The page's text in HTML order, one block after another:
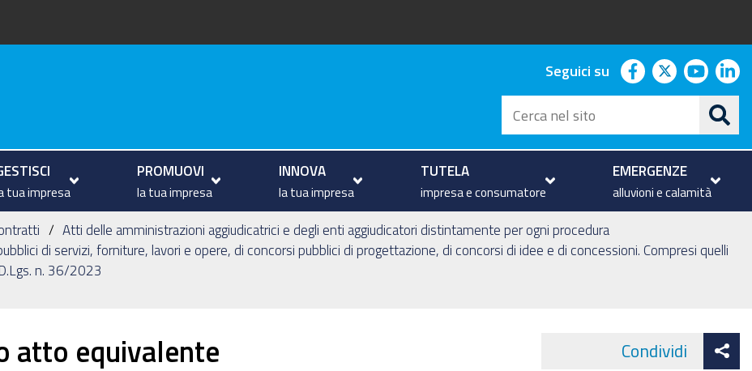
Seguici su facebook
twitter
Cerca
nel
sito
tua impresa
PROMUOVI
la tua impresa
INNOVA
la tua impresa
TUTELA
impresa e consumatore
EMERGENZE
alluvioni e calamità
Atti delle amministrazioni aggiudicatrici e degli enti aggiudicatori distintamente per ogni procedura
di servizi, forniture, lavori e opere, di concorsi pubblici di progettazione, di concorsi di idee e di concessioni. Compresi quelli
n. 36/2023
atto equivalente Condividi